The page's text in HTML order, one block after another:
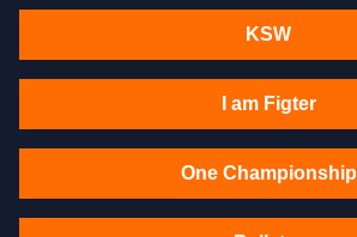
KSW
I am Figter
One Championship